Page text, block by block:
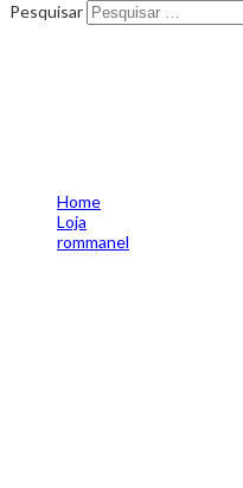
Pesquisar
Home
Loja
rommanel